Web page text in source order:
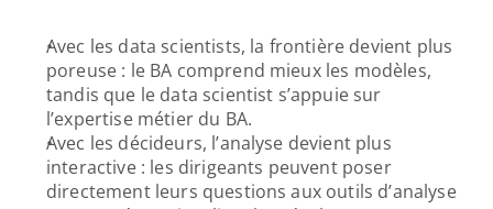
Avec les data scientists, la frontière devient plus
poreuse : le BA comprend mieux les modèles,
tandis que le data scientist s’appuie sur
l’expertise métier du BA.
Avec les décideurs, l’analyse devient plus
interactive : les dirigeants peuvent poser
directement leurs questions aux outils d’analyse